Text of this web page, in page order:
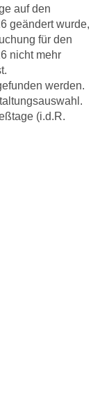
auf den
geändert wurde,
für den
nicht mehr
werden.
(i.d.R.